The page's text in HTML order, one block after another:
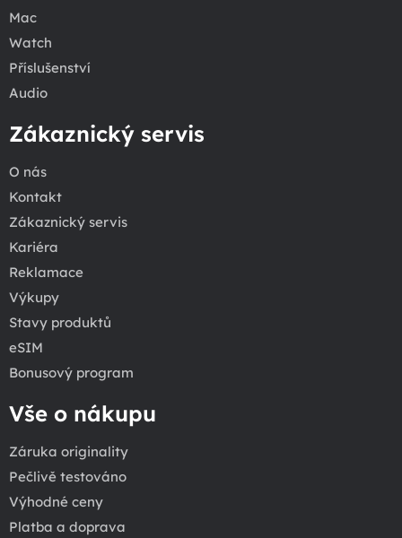
Mac
Watch
Příslušenství
Audio
Zákaznický servis
O nás
Kontakt
Zákaznický servis
Kariéra
Reklamace
Výkupy
Stavy produktů
eSIM
Bonusový program
Vše o nákupu
Záruka originality
Pečlivě testováno
Výhodné ceny
Platba a doprava